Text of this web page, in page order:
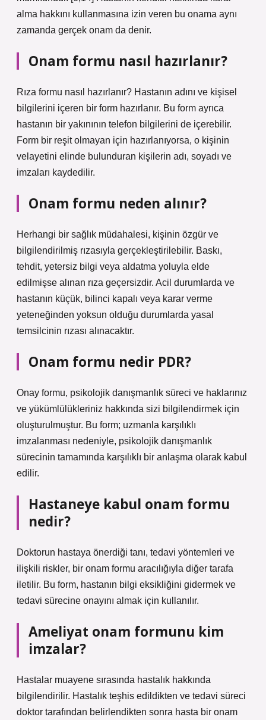
alma hakkını kullanmasına izin veren bu onama aynı
zamanda gerçek onam da denir.
Onam formu nasıl hazırlanır?
Rıza formu nasıl hazırlanır? Hastanın adını ve kişisel
bilgilerini içeren bir form hazırlanır. Bu form ayrıca
hastanın bir yakınının telefon bilgilerini de içerebilir.
Form bir reşit olmayan için hazırlanıyorsa, o kişinin
velayetini elinde bulunduran kişilerin adı, soyadı ve
imzaları kaydedilir.
Onam formu neden alınır?
Herhangi bir sağlık müdahalesi, kişinin özgür ve
bilgilendirilmiş rızasıyla gerçekleştirilebilir. Baskı,
tehdit, yetersiz bilgi veya aldatma yoluyla elde
edilmişse alınan rıza geçersizdir. Acil durumlarda ve
hastanın küçük, bilinci kapalı veya karar verme
yeteneğinden yoksun olduğu durumlarda yasal
temsilcinin rızası alınacaktır.
Onam formu nedir PDR?
Onay formu, psikolojik danışmanlık süreci ve haklarınız
ve yükümlülükleriniz hakkında sizi bilgilendirmek için
oluşturulmuştur. Bu form; uzmanla karşılıklı
imzalanması nedeniyle, psikolojik danışmanlık
sürecinin tamamında karşılıklı bir anlaşma olarak kabul
edilir.
Hastaneye kabul onam formu
nedir?
Doktorun hastaya önerdiği tanı, tedavi yöntemleri ve
ilişkili riskler, bir onam formu aracılığıyla diğer tarafa
iletilir. Bu form, hastanın bilgi eksikliğini gidermek ve
tedavi sürecine onayını almak için kullanılır.
Ameliyat onam formunu kim
imzalar?
Hastalar muayene sırasında hastalık hakkında
bilgilendirilir. Hastalık teşhis edildikten ve tedavi süreci
doktor tarafından belirlendikten sonra hasta bir onam